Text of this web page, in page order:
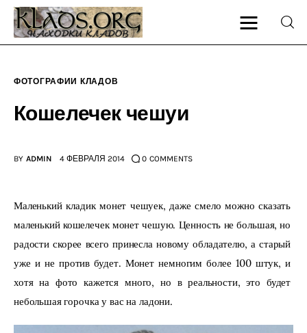
Контакт
ФОТОГРАФИИ КЛАДОВ
Кошелечек чешуи
BY ADMIN 4 ФЕВРАЛЯ 2014 0 COMMENTS
Маленький кладик монет чешуек, даже смело можно сказать
маленький кошелечек монет чешую. Ценность не большая, но
радости скорее всего принесла новому обладателю, а старый
уже и не против будет. Монет немногим более 100 штук, и
хотя на фото кажется много, но в реальности, это будет
небольшая горочка у вас на ладони.